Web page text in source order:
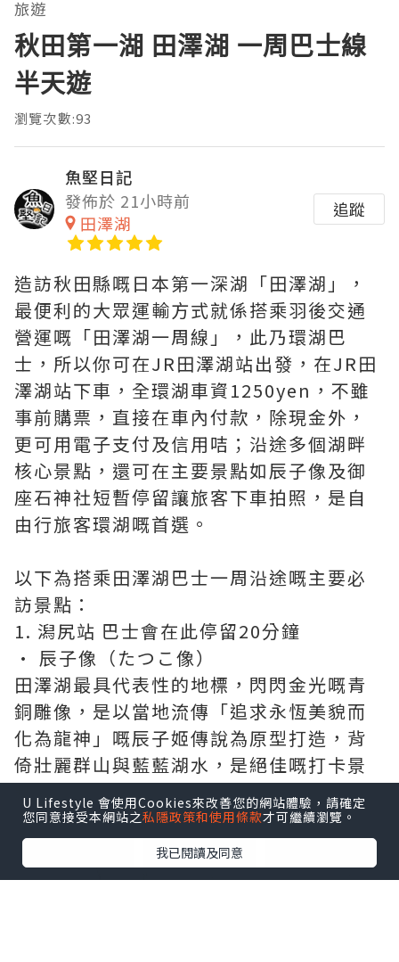
U Lifestyle 會使用Cookies來改善您的網站體驗，請確定
您同意接受本網站之私隱政策和使用條款才可繼續瀏覽。
我已閱讀及同意
旅遊
秋田第一湖 田澤湖 一周巴士線
半天遊
瀏覽次數:93
魚堅日記
發佈於 21小時前
田澤湖
追蹤
造訪秋田縣嘅日本第一深湖「田澤湖」，
最便利的大眾運輸方式就係搭乘羽後交通
營運嘅「田澤湖一周線」，此乃環湖巴
士，所以你可在JR田澤湖站出發，在JR田
澤湖站下車，全環湖車資1250yen，不雖
事前購票，直接在車內付款，除現金外，
更可用電子支付及信用咭；沿途多個湖畔
核心景點，還可在主要景點如辰子像及御
座石神社短暫停留讓旅客下車拍照，是自
由行旅客環湖嘅首選。
以下為搭乘田澤湖巴士一周沿途嘅主要必
訪景點：
1. 潟尻站 巴士會在此停留20分鐘
• 辰子像（たつこ像）
田澤湖最具代表性的地標，閃閃金光嘅青
銅雕像，是以當地流傳「追求永恆美貌而
化為龍神」嘅辰子姬傳說為原型打造，背
倚壯麗群山與藍藍湖水，是絕佳嘅打卡景
點。
點擊圖片放大